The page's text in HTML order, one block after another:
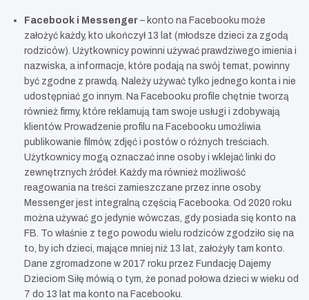
Facebook i Messenger – konto na Facebooku może
założyć każdy, kto ukończył 13 lat (młodsze dzieci za zgodą
rodziców). Użytkownicy powinni używać prawdziwego imienia i
nazwiska, a informacje, które podają na swój temat, powinny
być zgodne z prawdą. Należy używać tylko jednego konta i nie
udostępniać go innym. Na Facebooku profile chętnie tworzą
również firmy, które reklamują tam swoje usługi i zdobywają
klientów. Prowadzenie profilu na Facebooku umożliwia
publikowanie filmów, zdjęć i postów o różnych treściach.
Użytkownicy mogą oznaczać inne osoby i wklejać linki do
zewnętrznych źródeł. Każdy ma również możliwość
reagowania na treści zamieszczane przez inne osoby.
Messenger jest integralną częścią Facebooka. Od 2020 roku
można używać go jedynie wówczas, gdy posiada się konto na
FB. To właśnie z tego powodu wielu rodziców zgodziło się na
to, by ich dzieci, mające mniej niż 13 lat, założyły tam konto.
Dane zgromadzone w 2017 roku przez Fundację Dajemy
Dzieciom Siłę mówią o tym, że ponad połowa dzieci w wieku od
7 do 13 lat ma konto na Facebooku.